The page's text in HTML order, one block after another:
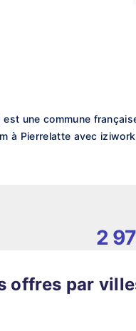
une commune
à Pierrelatte avec
2
offres par